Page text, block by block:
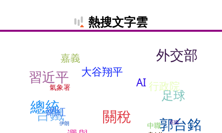
熱搜文字雲
郭台銘
足球
伊朗
嘉義
行政院
習近平
外交部
總統
中職 英國
AI
氣象署
台鐵
網紅
大谷翔平
關稅